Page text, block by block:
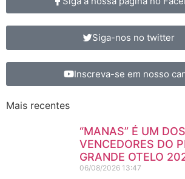
Siga-nos no twitter
Inscreva-se em nosso
Mais recentes
“MANAS” É UM
VENCEDORES DO
GRANDE OTELO
06/08/2026 13:47